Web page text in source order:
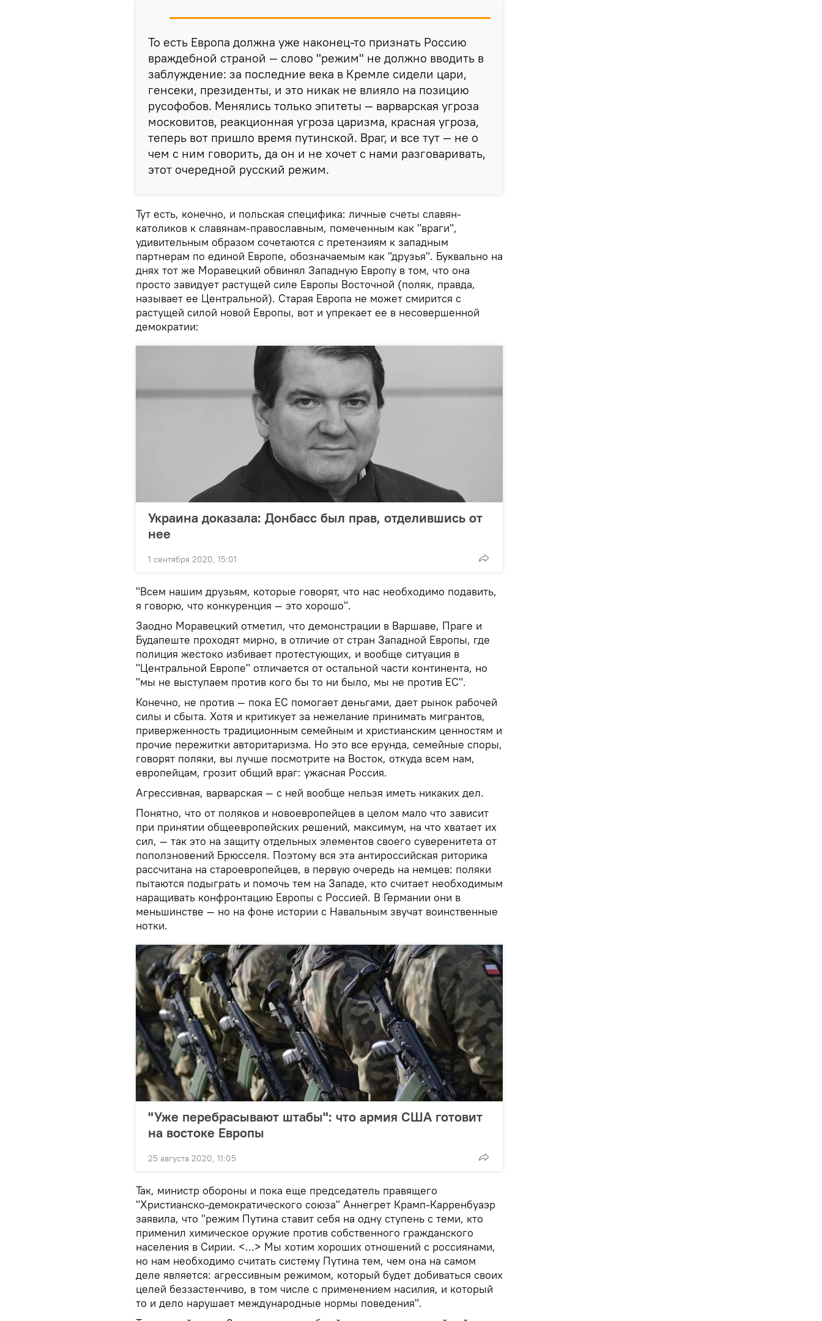
То есть Европа должна уже наконец-то признать Россию
враждебной страной — слово "режим" не должно вводить в
заблуждение: за последние века в Кремле сидели цари,
генсеки, президенты, и это никак не влияло на позицию
русофобов. Менялись только эпитеты — варварская угроза
московитов, реакционная угроза царизма, красная угроза,
теперь вот пришло время путинской. Враг, и все тут — не о
чем с ним говорить, да он и не хочет с нами разговаривать,
этот очередной русский режим.
Тут есть, конечно, и польская специфика: личные счеты славян-
католиков к славянам-православным, помеченным как "враги",
удивительным образом сочетаются с претензиям к западным
партнерам по единой Европе, обозначаемым как "друзья". Буквально на
днях тот же Моравецкий обвинял Западную Европу в том, что она
просто завидует растущей силе Европы Восточной (поляк, правда,
называет ее Центральной). Старая Европа не может смирится с
растущей силой новой Европы, вот и упрекает ее в несовершенной
демократии:
Украина доказала: Донбасс был прав, отделившись от
нее
1 сентября 2020, 15:01
"Всем нашим друзьям, которые говорят, что нас необходимо подавить,
я говорю, что конкуренция — это хорошо".
Заодно Моравецкий отметил, что демонстрации в Варшаве, Праге и
Будапеште проходят мирно, в отличие от стран Западной Европы, где
полиция жестоко избивает протестующих, и вообще ситуация в
"Центральной Европе" отличается от остальной части континента, но
"мы не выступаем против кого бы то ни было, мы не против ЕС".
Конечно, не против — пока ЕС помогает деньгами, дает рынок рабочей
силы и сбыта. Хотя и критикует за нежелание принимать мигрантов,
приверженность традиционным семейным и христианским ценностям и
прочие пережитки авторитаризма. Но это все ерунда, семейные споры,
говорят поляки, вы лучше посмотрите на Восток, откуда всем нам,
европейцам, грозит общий враг: ужасная Россия.
Агрессивная, варварская — с ней вообще нельзя иметь никаких дел.
Понятно, что от поляков и новоевропейцев в целом мало что зависит
при принятии общеевропейских решений, максимум, на что хватает их
сил, — так это на защиту отдельных элементов своего суверенитета от
поползновений Брюсселя. Поэтому вся эта антироссийская риторика
рассчитана на староевропейцев, в первую очередь на немцев: поляки
пытаются подыграть и помочь тем на Западе, кто считает необходимым
наращивать конфронтацию Европы с Россией. В Германии они в
меньшинстве — но на фоне истории с Навальным звучат воинственные
нотки.
"Уже перебрасывают штабы": что армия США готовит
на востоке Европы
25 августа 2020, 11:05
Так, министр обороны и пока еще председатель правящего
"Христианско-демократического союза" Аннегрет Крамп-Карренбуаэр
заявила, что "режим Путина ставит себя на одну ступень с теми, кто
применил химическое оружие против собственного гражданского
населения в Сирии. <...> Мы хотим хороших отношений с россиянами,
но нам необходимо считать систему Путина тем, чем она на самом
деле является: агрессивным режимом, который будет добиваться своих
целей беззастенчиво, в том числе с применением насилия, и который
то и дело нарушает международные нормы поведения".